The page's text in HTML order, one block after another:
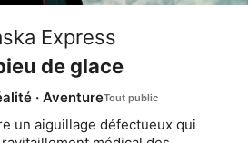
Express
de glace
· Aventure
un aiguillage défectueux qui